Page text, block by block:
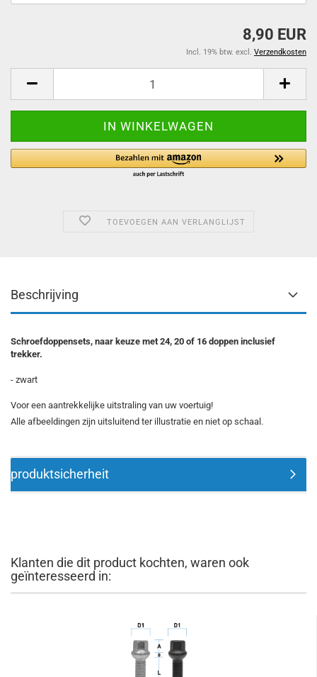
8,90 EUR
Incl. 19% btw. excl. Verzendkosten
TOEVOEGEN AAN VERLANGLIJST
Beschrijving
Schroefdoppensets, naar keuze met 24, 20 of 16 doppen inclusief
trekker.
- zwart
Voor een aantrekkelijke uitstraling van uw voertuig!
Alle afbeeldingen zijn uitsluitend ter illustratie en niet op schaal.
produktsicherheit
Klanten die dit product kochten, waren ook
geïnteresseerd in: